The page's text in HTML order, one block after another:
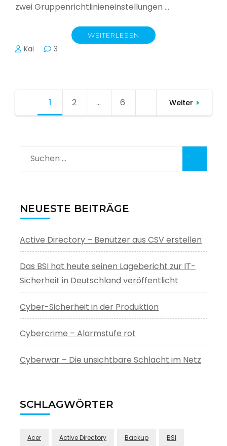
zwei Gruppenrichtlinieneinstellungen …
WEITERLESEN
Kai 3
Seitennummerierung
1 Seite
2 … Seite
6 Weiter
Suchen
nach:
NEUESTE BEITRÄGE
Active Directory – Benutzer aus CSV erstellen
Das BSI hat heute seinen Lagebericht zur IT-
Sicherheit in Deutschland veröffentlicht
Cyber-Sicherheit in der Produktion
Cybercrime – Alarmstufe rot
Cyberwar – Die unsichtbare Schlacht im Netz
SCHLAGWÖRTER
Acer Active Directory Backup BSI